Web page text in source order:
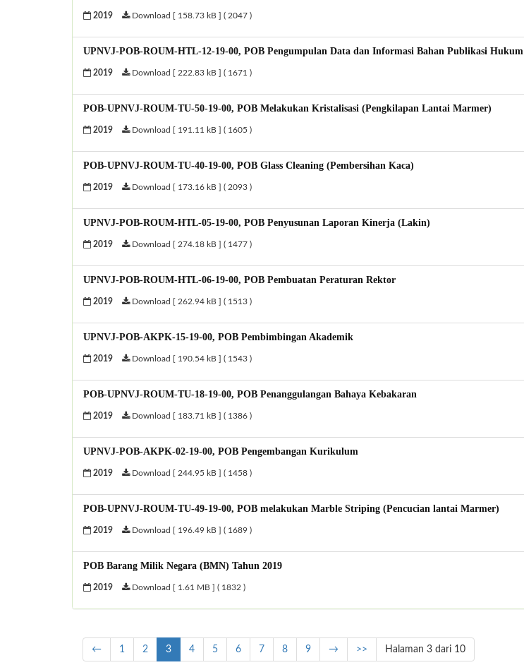
2019 Download [ 158.73 kB ] ( 2047 )
UPNVJ-POB-ROUM-HTL-12-19-00, POB Pengumpulan Data dan Informasi Bahan Publikasi Hukum
2019 Download [ 222.83 kB ] ( 1671 )
POB-UPNVJ-ROUM-TU-50-19-00, POB Melakukan Kristalisasi (Pengkilapan Lantai Marmer)
2019 Download [ 191.11 kB ] ( 1605 )
POB-UPNVJ-ROUM-TU-40-19-00, POB Glass Cleaning (Pembersihan Kaca)
2019 Download [ 173.16 kB ] ( 2093 )
UPNVJ-POB-ROUM-HTL-05-19-00, POB Penyusunan Laporan Kinerja (Lakin)
2019 Download [ 274.18 kB ] ( 1477 )
UPNVJ-POB-ROUM-HTL-06-19-00, POB Pembuatan Peraturan Rektor
2019 Download [ 262.94 kB ] ( 1513 )
UPNVJ-POB-AKPK-15-19-00, POB Pembimbingan Akademik
2019 Download [ 190.54 kB ] ( 1543 )
POB-UPNVJ-ROUM-TU-18-19-00, POB Penanggulangan Bahaya Kebakaran
2019 Download [ 183.71 kB ] ( 1386 )
UPNVJ-POB-AKPK-02-19-00, POB Pengembangan Kurikulum
2019 Download [ 244.95 kB ] ( 1458 )
POB-UPNVJ-ROUM-TU-49-19-00, POB melakukan Marble Striping (Pencucian lantai Marmer)
2019 Download [ 196.49 kB ] ( 1689 )
POB Barang Milik Negara (BMN) Tahun 2019
2019 Download [ 1.61 MB ] ( 1832 )
← 1 2 3 4 5 6 7 8 9 → >> Halaman 3 dari 10